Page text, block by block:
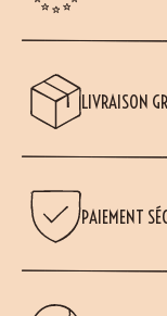
LIVRAISON
PAIEMENT